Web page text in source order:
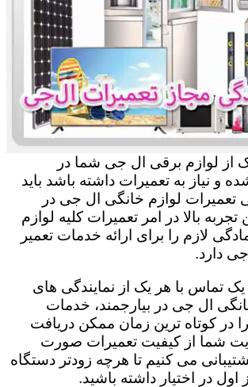
از لوازم برقی ال جی شما در
و نیاز به تعمیرات داشته باشد باید
تعمیرات لوازم خانگی ال جی در
تجربه بالا در امر تعمیرات کلیه لوازم
لازم را برای ارائه خدمات تعمیر
دارد.
یک تماس با هر یک از نمایندگی های
ال جی در بیارجمند، خدمات
در کوتاه ترین زمان ممکن دریافت
شما از کیفیت تعمیرات صورت
می کنیم تا هرچه زودتر دستگاه
اول در اختیار داشته باشید.